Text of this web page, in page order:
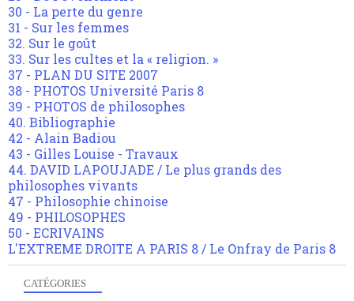
30 - La perte du genre
31 - Sur les femmes
32. Sur le goût
33. Sur les cultes et la « religion. »
37 - PLAN DU SITE 2007
38 - PHOTOS Université Paris 8
39 - PHOTOS de philosophes
40. Bibliographie
42 - Alain Badiou
43 - Gilles Louise - Travaux
44. DAVID LAPOUJADE / Le plus grands des
philosophes vivants
47 - Philosophie chinoise
49 - PHILOSOPHES
50 - ECRIVAINS
L'EXTREME DROITE A PARIS 8 / Le Onfray de Paris 8
CATÉGORIES